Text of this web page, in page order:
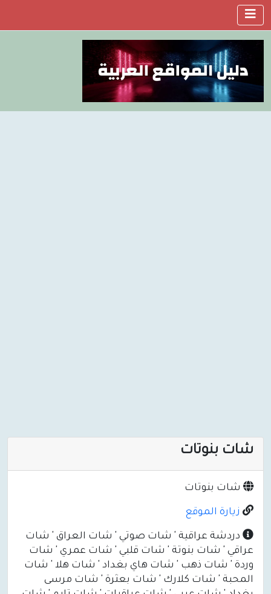
شات بنوتات
شات بنوتات
زيارة الموقع
دردشة عراقية ' شات صوتي ' شات العراق ' شات
عراقي ' شات بنوتة ' شات قلبي ' شات عمري ' شات
وردة ' شات ذهب ' شات هاي بغداد ' شات هلا ' شات
المحبة ' شات كلارك ' شات بعثرة ' شات مرسى